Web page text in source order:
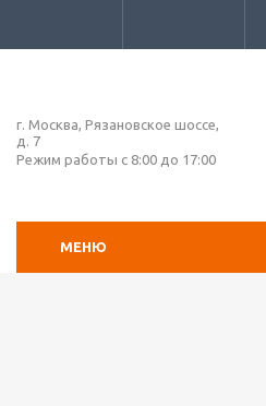
г. Москва, Рязановское шоссе,
д. 7
Режим работы с 8:00 до 17:00
МЕНЮ